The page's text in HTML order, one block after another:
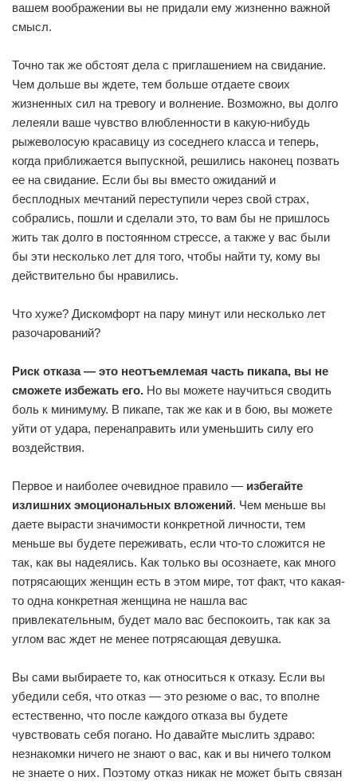
вашем воображении вы не придали ему жизненно важной
смысл.
Точно так же обстоят дела с приглашением на свидание.
Чем дольше вы ждете, тем больше отдаете своих
жизненных сил на тревогу и волнение. Возможно, вы долго
лелеяли ваше чувство влюбленности в какую-нибудь
рыжеволосую красавицу из соседнего класса и теперь,
когда приближается выпускной, решились наконец позвать
ее на свидание. Если бы вы вместо ожиданий и
бесплодных мечтаний переступили через свой страх,
собрались, пошли и сделали это, то вам бы не пришлось
жить так долго в постоянном стрессе, а также у вас были
бы эти несколько лет для того, чтобы найти ту, кому вы
действительно бы нравились.
Что хуже? Дискомфорт на пару минут или несколько лет
разочарований?
Риск отказа — это неотъемлемая часть пикапа, вы не
сможете избежать его. Но вы можете научиться сводить
боль к минимуму. В пикапе, так же как и в бою, вы можете
уйти от удара, перенаправить или уменьшить силу его
воздействия.
Первое и наиболее очевидное правило — избегайте
излишних эмоциональных вложений. Чем меньше вы
даете вырасти значимости конкретной личности, тем
меньше вы будете переживать, если что-то сложится не
так, как вы надеялись. Как только вы осознаете, как много
потрясающих женщин есть в этом мире, тот факт, что какая-
то одна конкретная женщина не нашла вас
привлекательным, будет мало вас беспокоить, так как за
углом вас ждет не менее потрясающая девушка.
Вы сами выбираете то, как относиться к отказу. Если вы
убедили себя, что отказ — это резюме о вас, то вполне
естественно, что после каждого отказа вы будете
чувствовать себя погано. Но давайте мыслить здраво:
незнакомки ничего не знают о вас, как и вы ничего толком
не знаете о них. Поэтому отказ никак не может быть связан